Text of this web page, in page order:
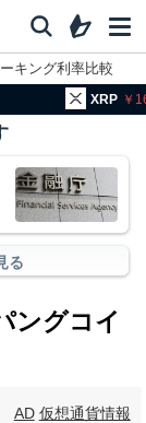
キング利率比較
る
ングコイ
AD 仮想通貨情報